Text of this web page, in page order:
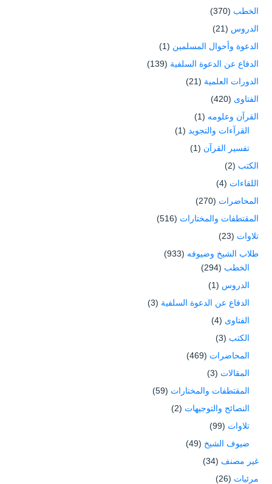
الخطب (370)
الدروس (21)
الدعوة وأحوال المسلمين (1)
الدفاع عن الدعوة السلفية (139)
الدورات العلمية (21)
الفتاوى (420)
القرآن وعلومه (1)
القرآءات والتجويد (1)
تفسير القرآن (1)
الكتب (2)
اللقاءات (4)
المحاضرات (270)
المقتطفات والمختارات (516)
تلاوات (23)
طلاب الشيخ وضيوفه (933)
الخطب (294)
الدروس (1)
الدفاع عن الدعوة السلفية (3)
الفتاوى (4)
الكتب (3)
المحاضرات (469)
المقالات (3)
المقتطفات والمختارات (59)
النصائح والتوجيهات (2)
تلاوات (99)
ضيوف الشيخ (49)
غير مصنف (34)
مرئيات (26)